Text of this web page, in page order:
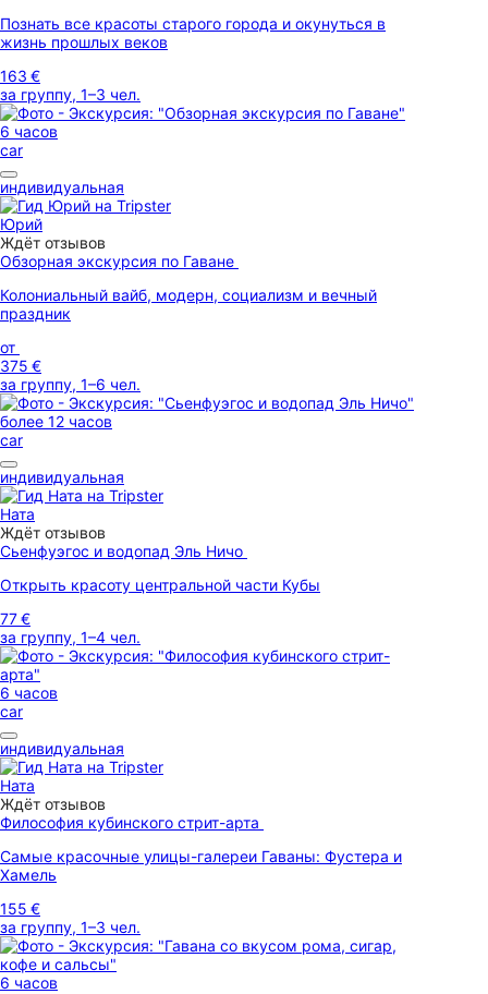
Познать все красоты старого города и окунуться в
жизнь прошлых веков
163 €
за группу, 1–3 чел.
6 часов
car
индивидуальная
Юрий
Ждёт отзывов
Обзорная экскурсия по Гаване
Колониальный вайб, модерн, социализм и вечный
праздник
от
375 €
за группу, 1–6 чел.
более 12 часов
car
индивидуальная
Ната
Ждёт отзывов
Сьенфуэгос и водопад Эль Ничо
Открыть красоту центральной части Кубы
77 €
за группу, 1–4 чел.
6 часов
car
индивидуальная
Ната
Ждёт отзывов
Философия кубинского стрит-арта
Самые красочные улицы-галереи Гаваны: Фустера и
Хамель
155 €
за группу, 1–3 чел.
6 часов